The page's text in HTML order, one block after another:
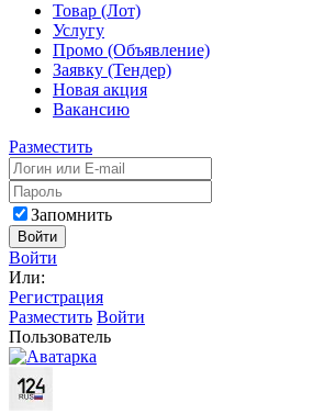
Товар (Лот)
Услугу
Промо (Объявление)
Заявку (Тендер)
Новая акция
Вакансию
Разместить
Запомнить
Войти
Войти
Или:
Регистрация
Разместить Войти
Пользователь